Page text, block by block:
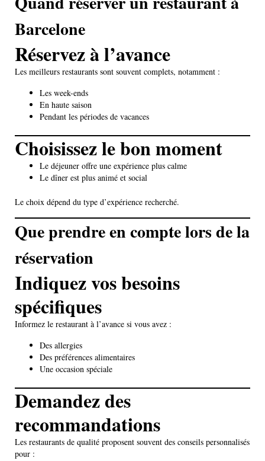
Barcelone
Réservez à l’avance
Les meilleurs restaurants sont souvent complets, notamment :
Les week-ends
En haute saison
Pendant les périodes de vacances
Choisissez le bon moment
Le déjeuner offre une expérience plus calme
Le dîner est plus animé et social
Le choix dépend du type d’expérience recherché.
Que prendre en compte lors de la
réservation
Indiquez vos besoins
spécifiques
Informez le restaurant à l’avance si vous avez :
Des allergies
Des préférences alimentaires
Une occasion spéciale
Demandez des
recommandations
Les restaurants de qualité proposent souvent des conseils personnalisés
pour :